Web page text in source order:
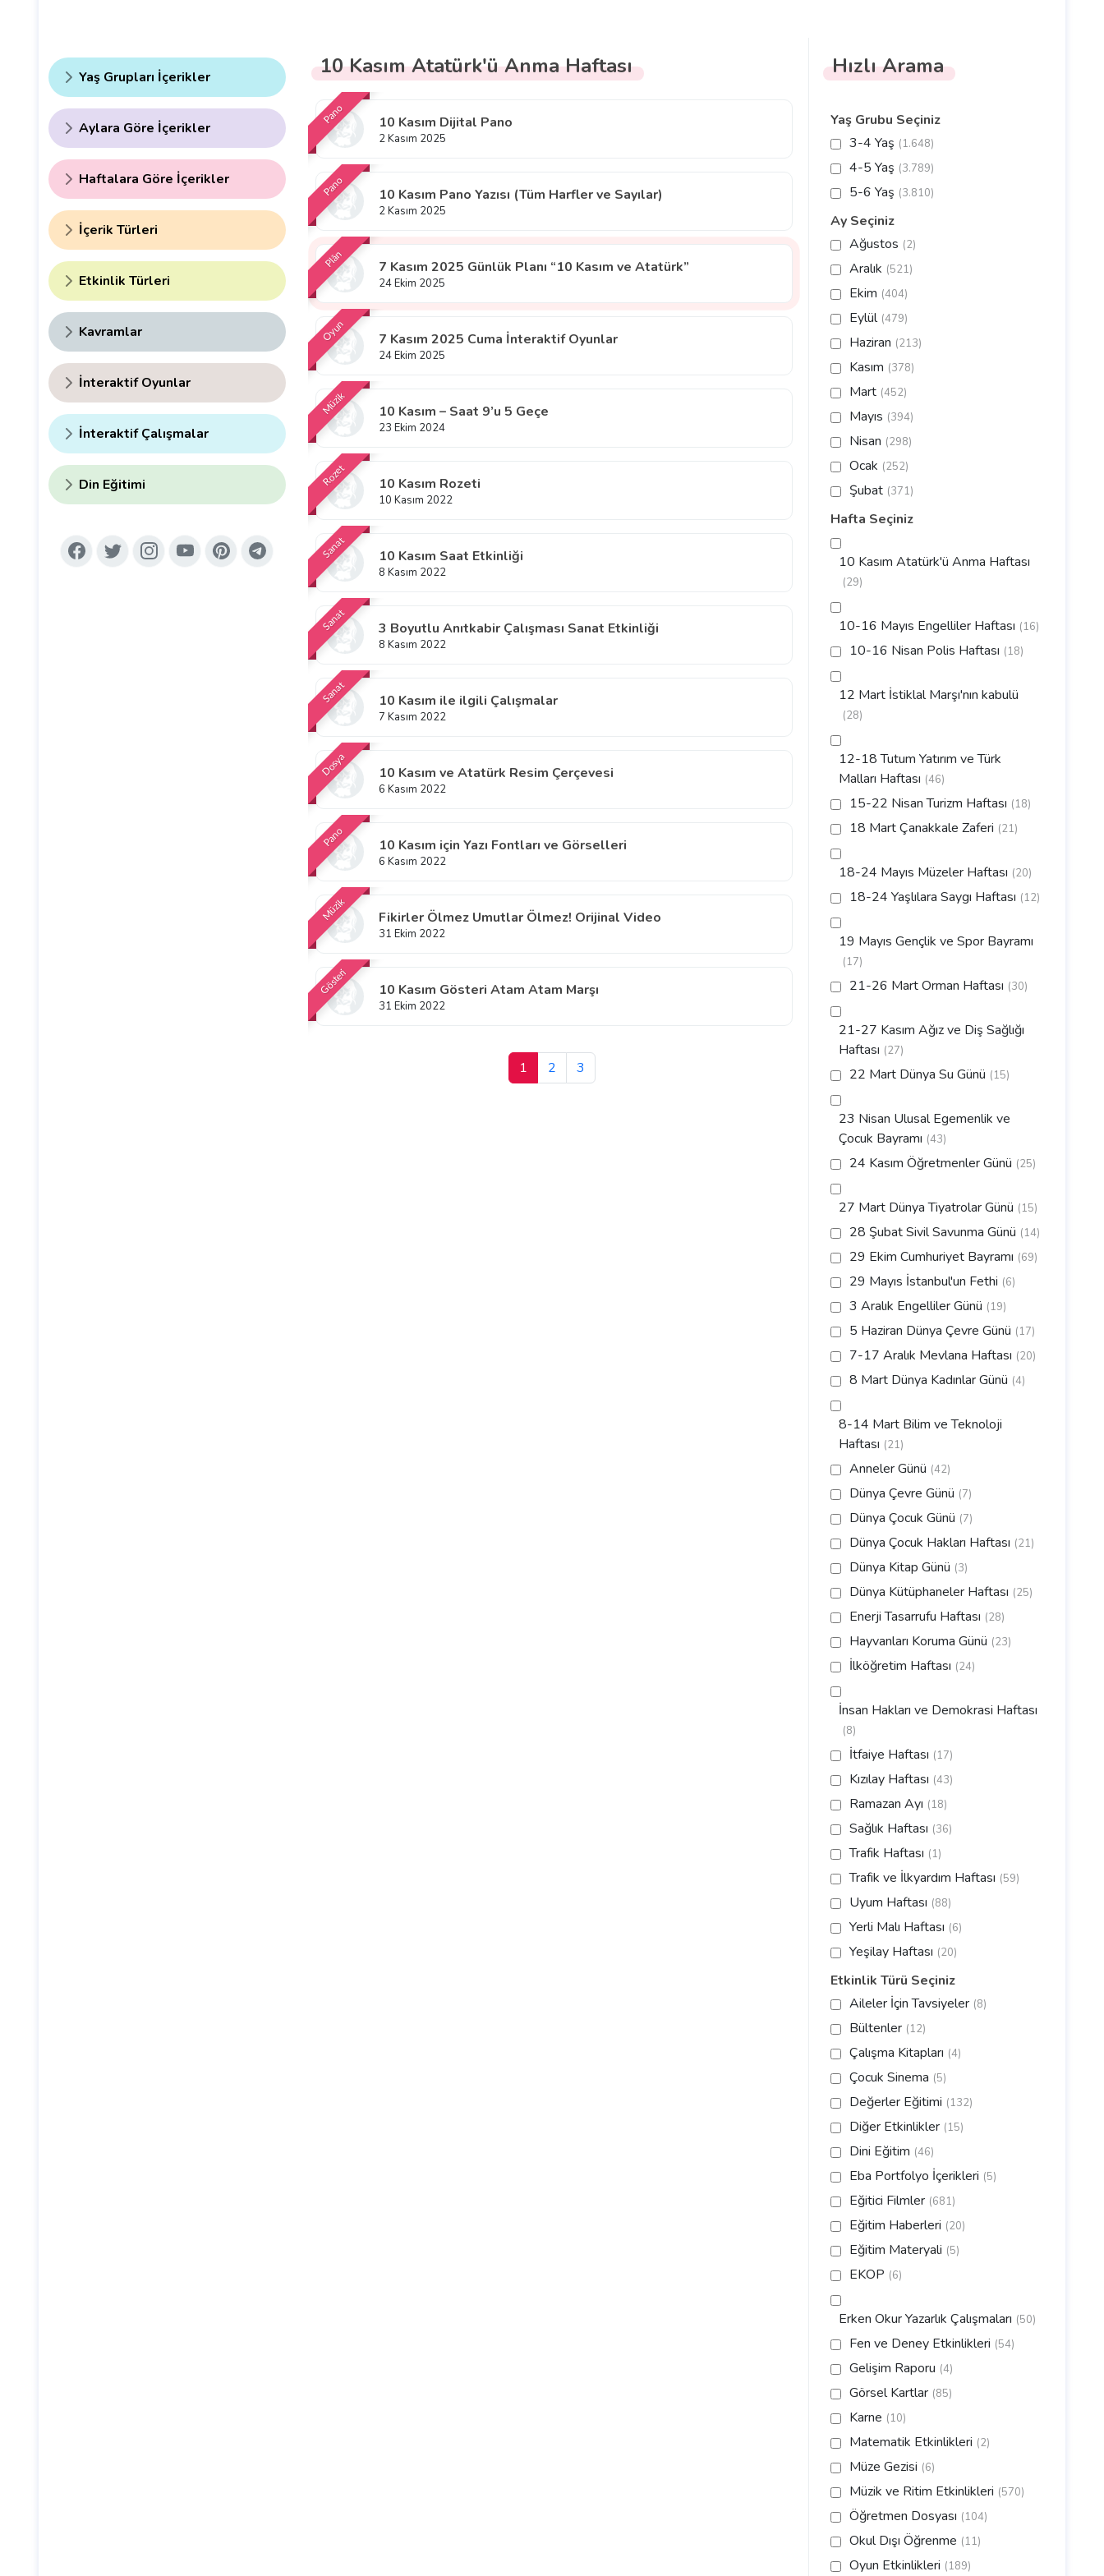
Yaş Grupları İçerikler
Aylara Göre İçerikler
Haftalara Göre İçerikler
İçerik Türleri
Etkinlik Türleri
Kavramlar
İnteraktif Oyunlar
İnteraktif Çalışmalar
Din Eğitimi
10 Kasım Atatürk'ü Anma Haftası
Pano 10 Kasım Dijital Pano
2 Kasım 2025
Pano 10 Kasım Pano Yazısı (Tüm Harfler ve Sayılar)
2 Kasım 2025
Plân 7 Kasım 2025 Günlük Planı “10 Kasım ve Atatürk”
24 Ekim 2025
Oyun 7 Kasım 2025 Cuma İnteraktif Oyunlar
24 Ekim 2025
Müzik 10 Kasım – Saat 9’u 5 Geçe
23 Ekim 2024
Rozet 10 Kasım Rozeti
10 Kasım 2022
Sanat 10 Kasım Saat Etkinliği
8 Kasım 2022
Sanat 3 Boyutlu Anıtkabir Çalışması Sanat Etkinliği
8 Kasım 2022
Sanat 10 Kasım ile ilgili Çalışmalar
7 Kasım 2022
Dosya 10 Kasım ve Atatürk Resim Çerçevesi
6 Kasım 2022
Pano 10 Kasım için Yazı Fontları ve Görselleri
6 Kasım 2022
Müzik Fikirler Ölmez Umutlar Ölmez! Orijinal Video
31 Ekim 2022
Gösteri 10 Kasım Gösteri Atam Atam Marşı
31 Ekim 2022
1 2 3
Hızlı Arama
Yaş Grubu Seçiniz
3-4 Yaş (1.648)
4-5 Yaş (3.789)
5-6 Yaş (3.810)
Ay Seçiniz
Ağustos (2)
Aralık (521)
Ekim (404)
Eylül (479)
Haziran (213)
Kasım (378)
Mart (452)
Mayıs (394)
Nisan (298)
Ocak (252)
Şubat (371)
Hafta Seçiniz
10 Kasım Atatürk'ü Anma Haftası
(29)
10-16 Mayıs Engelliler Haftası (16)
10-16 Nisan Polis Haftası (18)
12 Mart İstiklal Marşı'nın kabulü
(28)
12-18 Tutum Yatırım ve Türk
Malları Haftası (46)
15-22 Nisan Turizm Haftası (18)
18 Mart Çanakkale Zaferi (21)
18-24 Mayıs Müzeler Haftası (20)
18-24 Yaşlılara Saygı Haftası (12)
19 Mayıs Gençlik ve Spor Bayramı
(17)
21-26 Mart Orman Haftası (30)
21-27 Kasım Ağız ve Diş Sağlığı
Haftası (27)
22 Mart Dünya Su Günü (15)
23 Nisan Ulusal Egemenlik ve
Çocuk Bayramı (43)
24 Kasım Öğretmenler Günü (25)
27 Mart Dünya Tiyatrolar Günü (15)
28 Şubat Sivil Savunma Günü (14)
29 Ekim Cumhuriyet Bayramı (69)
29 Mayıs İstanbul'un Fethi (6)
3 Aralık Engelliler Günü (19)
5 Haziran Dünya Çevre Günü (17)
7-17 Aralık Mevlana Haftası (20)
8 Mart Dünya Kadınlar Günü (4)
8-14 Mart Bilim ve Teknoloji
Haftası (21)
Anneler Günü (42)
Dünya Çevre Günü (7)
Dünya Çocuk Günü (7)
Dünya Çocuk Hakları Haftası (21)
Dünya Kitap Günü (3)
Dünya Kütüphaneler Haftası (25)
Enerji Tasarrufu Haftası (28)
Hayvanları Koruma Günü (23)
İlköğretim Haftası (24)
İnsan Hakları ve Demokrasi Haftası
(8)
İtfaiye Haftası (17)
Kızılay Haftası (43)
Ramazan Ayı (18)
Sağlık Haftası (36)
Trafik Haftası (1)
Trafik ve İlkyardım Haftası (59)
Uyum Haftası (88)
Yerli Malı Haftası (6)
Yeşilay Haftası (20)
Etkinlik Türü Seçiniz
Aileler İçin Tavsiyeler (8)
Bültenler (12)
Çalışma Kitapları (4)
Çocuk Sinema (5)
Değerler Eğitimi (132)
Diğer Etkinlikler (15)
Dini Eğitim (46)
Eba Portfolyo İçerikleri (5)
Eğitici Filmler (681)
Eğitim Haberleri (20)
Eğitim Materyali (5)
EKOP (6)
Erken Okur Yazarlık Çalışmaları (50)
Fen ve Deney Etkinlikleri (54)
Gelişim Raporu (4)
Görsel Kartlar (85)
Karne (10)
Matematik Etkinlikleri (2)
Müze Gezisi (6)
Müzik ve Ritim Etkinlikleri (570)
Öğretmen Dosyası (104)
Okul Dışı Öğrenme (11)
Oyun Etkinlikleri (189)